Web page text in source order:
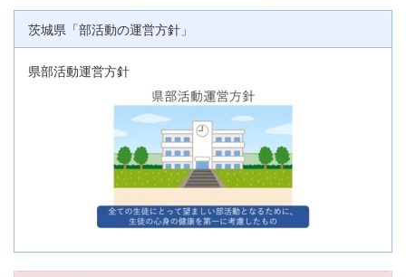
茨城県「部活動の運営方針」
県部活動運営方針